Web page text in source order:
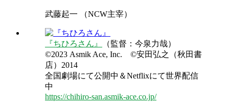
武藤起一 （NCW主宰）
『ちひろさん』
（監督：今泉力哉）
©2023 Asmik Ace, Inc. ©安田弘之（秋田書
店）2014
全国劇場にて公開中＆Netflixにて世界配信
中
https://chihiro-san.asmik-ace.co.jp/